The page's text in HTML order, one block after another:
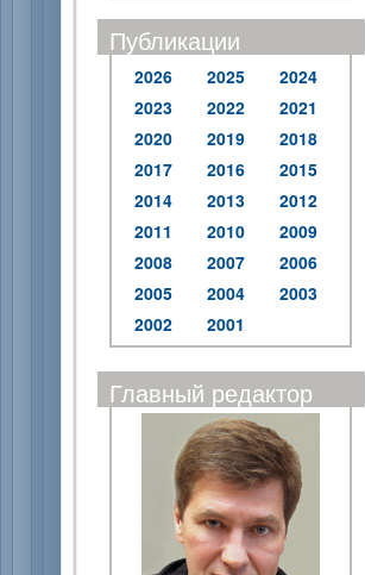
Публикации
2026 2025
2024
2023
2022
2021
2020
2019
2018
2017
2016
2015
2014
2013
2012
2011
2010
2009
2008
2007
2006
2005
2004
2003
2002
2001
Главный редактор